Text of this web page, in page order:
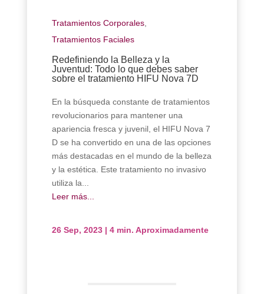
Tratamientos Corporales
Tratamientos Faciales
Redefiniendo la Belleza y la
Juventud: Todo lo que debes saber
sobre el tratamiento HIFU Nova 7D
En la búsqueda constante de tratamientos
revolucionarios para mantener una
apariencia fresca y juvenil, el HIFU Nova 7
D se ha convertido en una de las opciones
más destacadas en el mundo de la belleza
y la estética. Este tratamiento no invasivo
utiliza la...
Leer más...
26 Sep, 2023 |4 min. Aproximadamente